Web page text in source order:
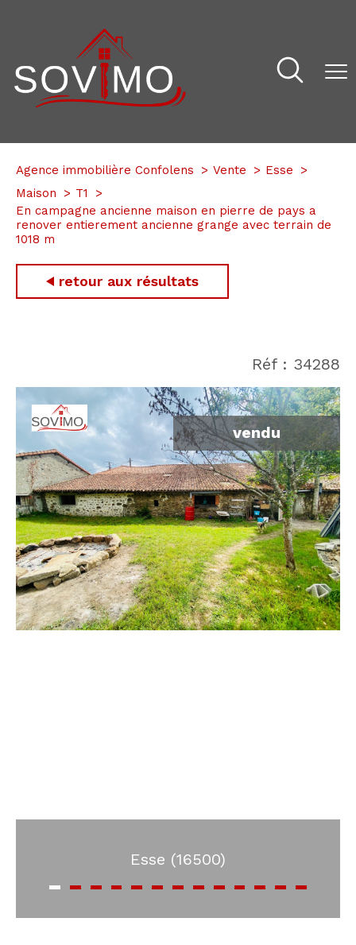
Agence immobilière Confolens Vente
Esse
Maison
T1
En campagne ancienne maison en pierre de pays a
renover entierement ancienne grange avec terrain de
1018 m
retour aux résultats
Réf : 34288
vendu
Esse (16500)